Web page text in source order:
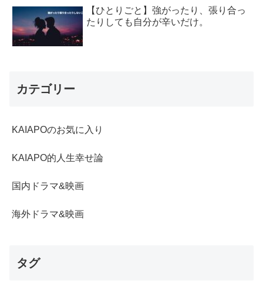
【ひとりごと】強がったり、張り合っ
たりしても自分が辛いだけ。
カテゴリー
KAIAPOのお気に入り
KAIAPO的人生幸せ論
国内ドラマ&映画
海外ドラマ&映画
タグ